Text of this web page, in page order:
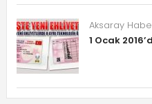
Aksaray
1 Ocak